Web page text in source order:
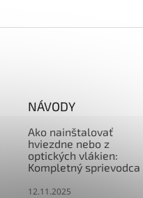
NÁVODY
Ako nainštalovať
hviezdne nebo z
optických vlákien:
Kompletný sprievodca
12.11.2025